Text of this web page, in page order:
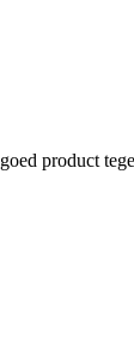
product